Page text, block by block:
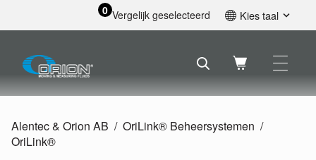
0 Vergelijk geselecteerd Kies taal
Svenska
Français
Nederlands
Deutsch
Alentec & Orion AB
OriLink® Beheersystemen
OriLink®